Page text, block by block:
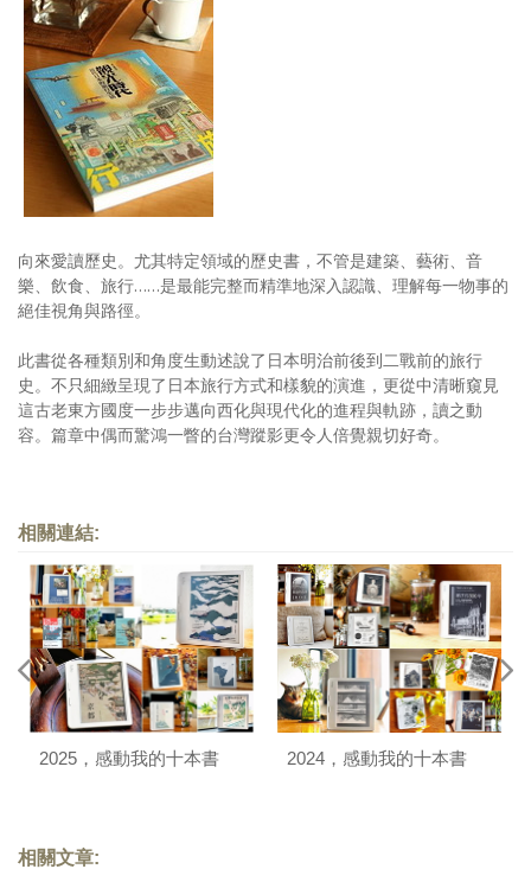
向來愛讀歷史。尤其特定領域的歷史書，不管是建築、藝術、音
樂、飲食、旅行……是最能完整而精準地深入認識、理解每一物事的
絕佳視角與路徑。
此書從各種類別和角度生動述說了日本明治前後到二戰前的旅行
史。不只細緻呈現了日本旅行方式和樣貌的演進，更從中清晰窺見
這古老東方國度一步步邁向西化與現代化的進程與軌跡，讀之動
容。篇章中偶而驚鴻一瞥的台灣蹤影更令人倍覺親切好奇。
相關連結:
2025，感動我的十本書 2024，感動我的十本書
相關文章: